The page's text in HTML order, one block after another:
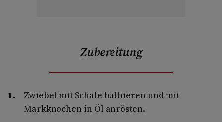
Zubereitung
Zwiebel mit Schale halbieren und mit
Markknochen in Öl anrösten.